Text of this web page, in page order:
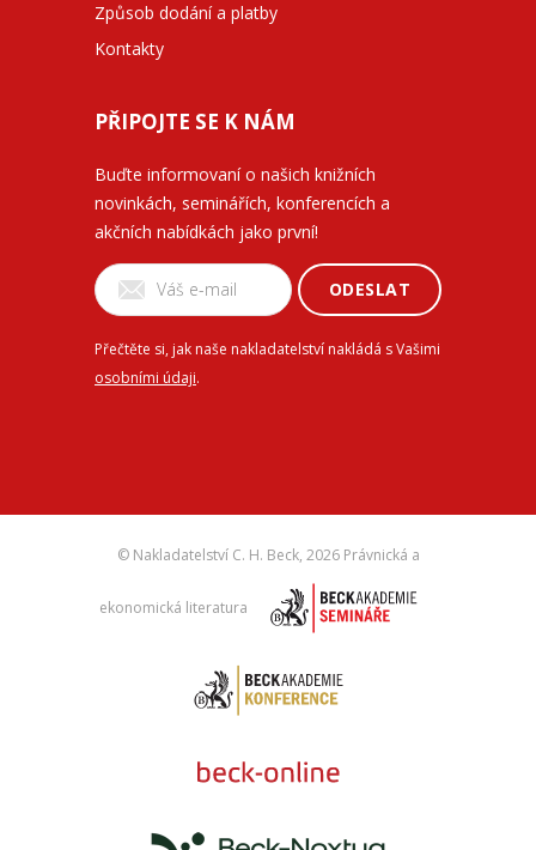
Způsob dodání a platby
Kontakty
PŘIPOJTE SE K NÁM
Buďte informovaní o našich knižních
novinkách, seminářích, konferencích a
akčních nabídkách jako první!
ODESLAT
Přečtěte si, jak naše nakladatelství nakládá s Vašimi
osobními údaji.
© Nakladatelství C. H. Beck, 2026 Právnická a
ekonomická literatura